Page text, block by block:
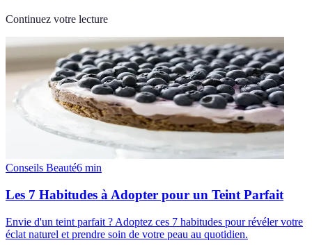
Continuez votre lecture
Conseils Beauté6 min
Les 7 Habitudes à Adopter pour un Teint Parfait
Envie d'un teint parfait ? Adoptez ces 7 habitudes pour révéler votre
éclat naturel et prendre soin de votre peau au quotidien.